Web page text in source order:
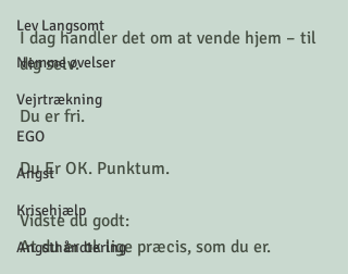
Lev Langsomt
Nemme øvelser
Vejrtrækning
EGO
Angst
Krisehjælp
Angsthåndtering
I dag handler det om at vende hjem – til
dig selv.
Du er fri.
Du Er OK. Punktum.
Vidste du godt:
At du er ok lige præcis, som du er.